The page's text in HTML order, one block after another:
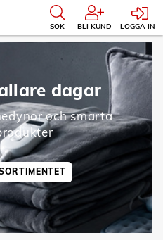
SÖK BLI KUND LOGGA IN
dagar
och smarta